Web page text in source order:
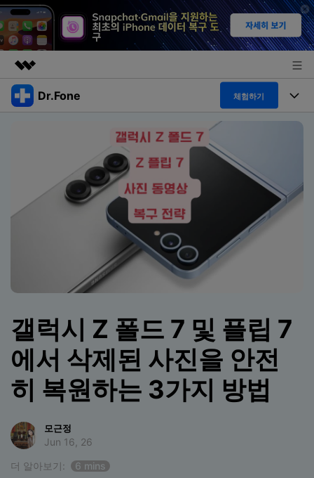
주요 제품
뉴스룸
Dr.Fone 체험하기
Dr.Fone Basic
데스크탑
탐색 및 발견
닥터폰 하이라이트 살펴보기
사용 방법은 무엇입니까?
고객 지원 센터
다운로드 센터
합니다.
리소스 허브
신 모바일 소식을 확인하세요.
사용 가이드
🔓️온라인 잠금 해제
무료 다운로드 로그인
검색하기
갤럭시 Z 폴드 7 및 플립 7
에서 삭제된 사진을 안전
히 복원하는 3가지 방법
모근정
Jun 16, 26
더 알아보기:
6 mins